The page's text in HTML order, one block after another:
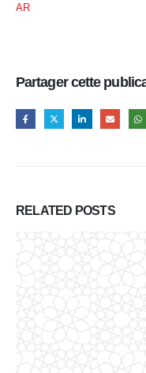
AR
Partager cette
RELATED POSTS